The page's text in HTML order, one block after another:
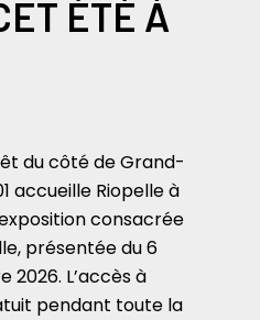
ÉTÉ À
du côté de Grand-
accueille Riopelle à
consacrée
présentée du 6
2026. L’accès à
pendant toute la